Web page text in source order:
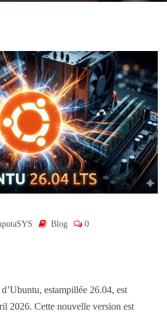
Blog 0
estampillée 26.04, est
2026. Cette nouvelle version est